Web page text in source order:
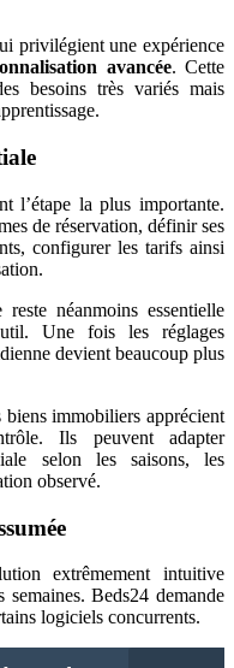
privilégient une expérience
avancée. Cette
besoins très variés mais
l’étape la plus importante.
de réservation, définir ses
configurer les tarifs ainsi
néanmoins essentielle
Une fois les réglages
devient beaucoup plus
immobiliers apprécient
Ils peuvent adapter
selon les saisons, les
observé.
extrêmement intuitive
Beds24 demande
logiciels concurrents.